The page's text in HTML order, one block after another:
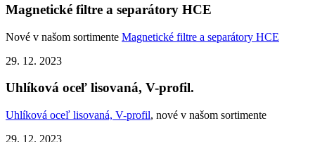
Magnetické filtre a separátory HCE
Nové v našom sortimente Magnetické filtre a separátory HCE
29. 12. 2023
Uhlíková oceľ lisovaná, V-profil.
Uhlíková oceľ lisovaná, V-profil, nové v našom sortimente
29. 12. 2023